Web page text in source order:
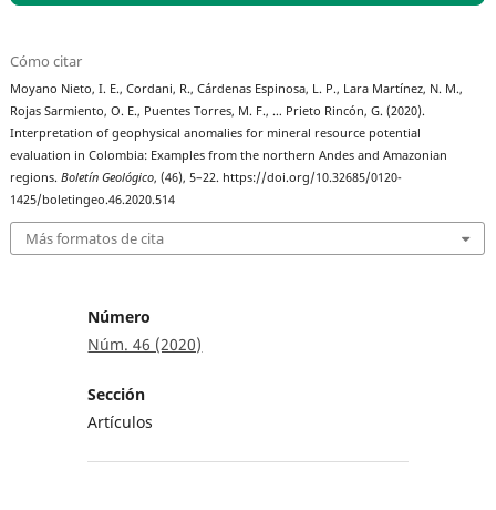
Cómo citar
Moyano Nieto, I. E., Cordani, R., Cárdenas Espinosa, L. P., Lara Martínez, N. M.,
Rojas Sarmiento, O. E., Puentes Torres, M. F., … Prieto Rincón, G. (2020).
Interpretation of geophysical anomalies for mineral resource potential
evaluation in Colombia: Examples from the northern Andes and Amazonian
regions.Boletín Geológico, (46), 5–22. https://doi.org/10.32685/0120-
1425/boletingeo.46.2020.514
Más formatos de cita
Número
Núm. 46 (2020)
Sección
Artículos